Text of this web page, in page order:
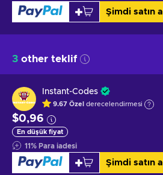
Şimdi satın al
3 other teklif
Instant-Codes
9.67 Özel derecelendirmesi
$0,96
En düşük fiyat
11% Para iadesi
Şimdi satın al